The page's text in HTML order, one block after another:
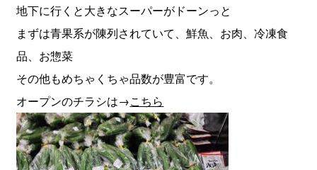
地下に行くと大きなスーパーがドーンっと
まずは青果系が陳列されていて、鮮魚、お肉、冷凍食
品、お惣菜
その他もめちゃくちゃ品数が豊富です。
オープンのチラシは→こちら